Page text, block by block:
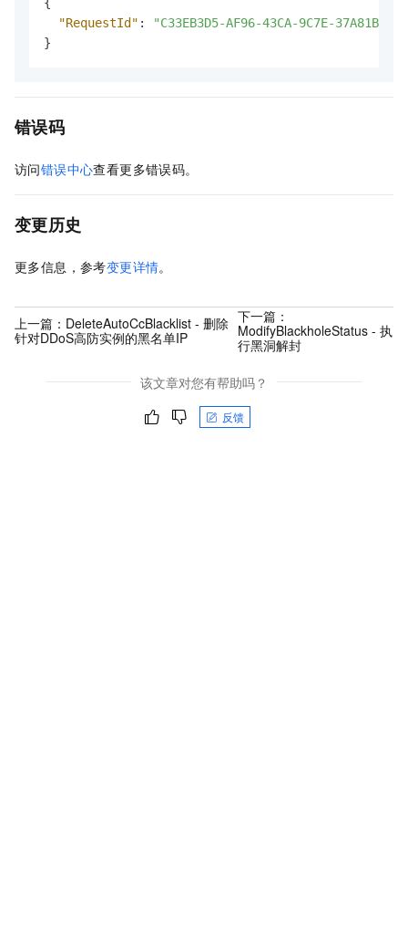
"RequestId" :
"C33EB3D5-AF96-43CA-9C7E-
}
错误码
访问错误中心查看更多错误码。
变更历史
更多信息，参考变更详情。
上一篇： DeleteAutoCcBlacklist - 删除
针对DDoS高防实例的黑名单IP
下一篇：
ModifyBlackholeStatus - 执
行黑洞解封
该文章对您有帮助吗？
反馈